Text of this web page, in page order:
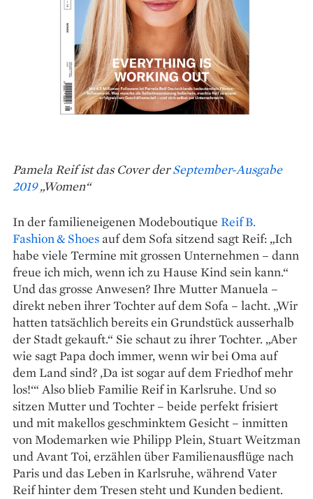
Pamela Reif ist das Cover derSeptember-Ausgabe
2019„Women“
In der familieneigenen Modeboutique Reif B.
Fashion & Shoes auf dem Sofa sitzend sagt Reif: „Ich
habe viele Termine mit grossen Unternehmen – dann
freue ich mich, wenn ich zu Hause Kind sein kann.“
Und das grosse Anwesen? Ihre Mutter Manuela –
direkt neben ihrer Tochter auf dem Sofa – lacht. „Wir
hatten tatsächlich bereits ein Grundstück ausserhalb
der Stadt gekauft.“ Sie schaut zu ihrer Tochter. „Aber
wie sagt Papa doch immer, wenn wir bei Oma auf
dem Land sind? ‚Da ist sogar auf dem Friedhof mehr
los!‘“ Also blieb Familie Reif in Karlsruhe. Und so
sitzen Mutter und Tochter – beide perfekt frisiert
und mit makellos geschminktem ­Gesicht – inmitten
von Modemarken wie Philipp Plein, Stuart Weitzman
und Avant Toi, erzählen über Fami­lienausflüge nach
Paris und das Leben in Karls­ruhe, während Vater
Reif hinter dem Tresen steht und Kunden bedient.